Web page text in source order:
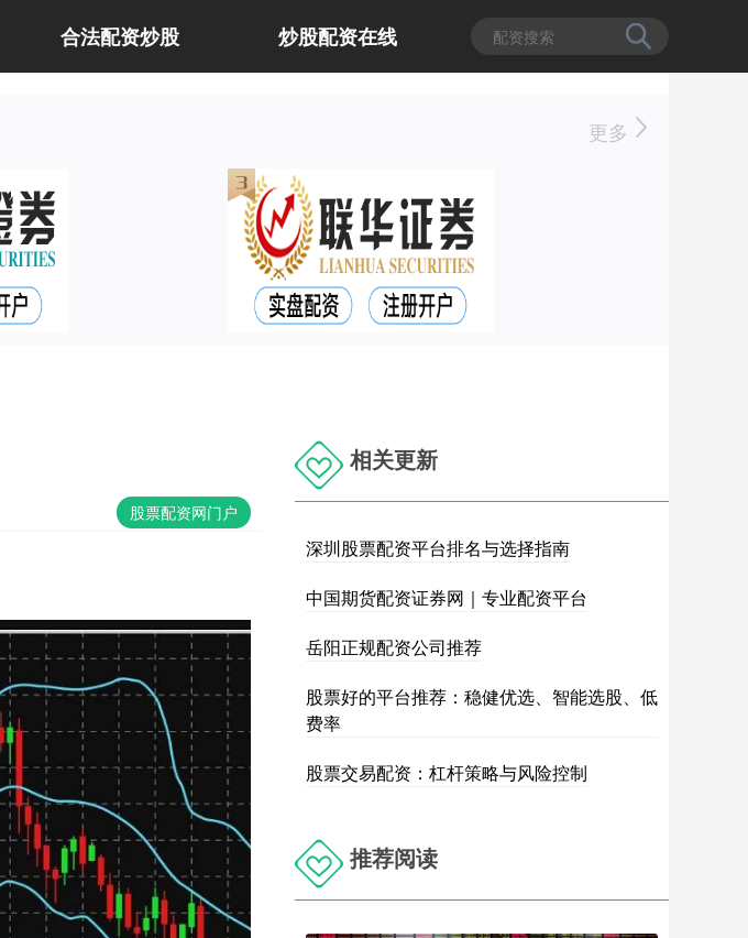
合法配资炒股 炒股配资在线
更多
股票配资网门户
相关更新
深圳股票配资平台排名与选择指南
中国期货配资证券网｜专业配资平台
岳阳正规配资公司推荐
股票好的平台推荐：稳健优选、智能选股、低
费率
股票交易配资：杠杆策略与风险控制
推荐阅读